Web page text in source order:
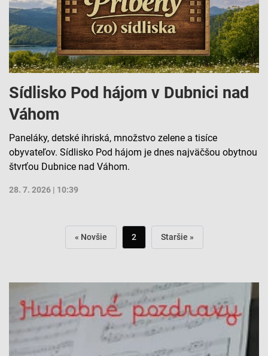
Sídlisko Pod hájom v Dubnici nad
Váhom
Paneláky, detské ihriská, množstvo zelene a tisíce
obyvateľov. Sídlisko Pod hájom je dnes najväčšou obytnou
štvrťou Dubnice nad Váhom.
28. 7. 2026 | 10:39
« Novšie 2 Staršie »